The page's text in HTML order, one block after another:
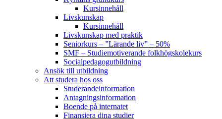
Kursinnehåll
Livskunskap
Kursinnehåll
Livskunskap med praktik
Seniorkurs – ”Lärande liv” – 50%
SMF – Studiemotiverande folkhögskolekurs
Socialpedagog­utbildning
Ansök till utbildning
Att studera hos oss
Studerande­information
Antagningsinformation
Boende på internatet
Finansiera dina studier